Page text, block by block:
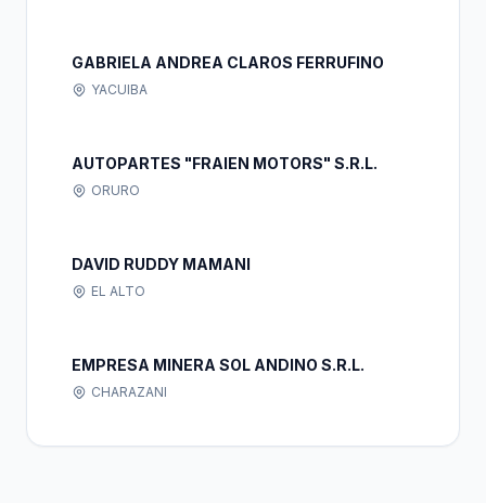
GABRIELA ANDREA CLAROS FERRUFINO
YACUIBA
AUTOPARTES "FRAIEN MOTORS" S.R.L.
ORURO
DAVID RUDDY MAMANI
EL ALTO
EMPRESA MINERA SOL ANDINO S.R.L.
CHARAZANI